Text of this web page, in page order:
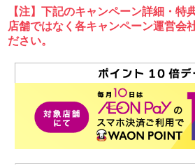
【注】下記のキャンペーン詳細・特
店舗ではなく各キャンペーン運営会
ださい。